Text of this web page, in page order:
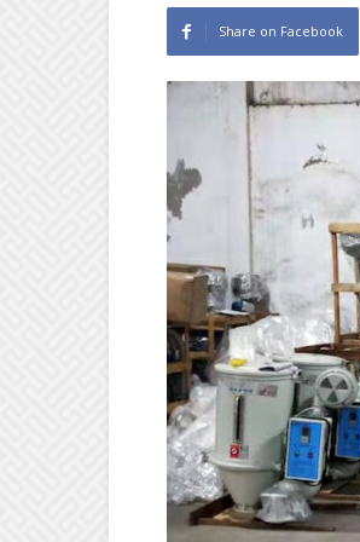
Share on Facebook